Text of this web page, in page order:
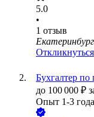
5.0
•
1 отзыв
Откликнуться
Бухгалтер
до 100 000 ₽
Опыт 1-3 года